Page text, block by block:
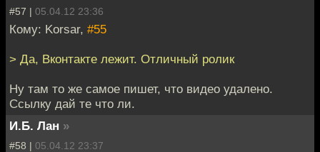
#57 | 05.04.12 23:36
Кому: Korsar, #55
> Да, Вконтакте лежит. Отличный ролик
Ну там то же самое пишет, что видео удалено.
Ссылку дай те что ли.
И.Б. Лан »
#58 | 05.04.12 23:37